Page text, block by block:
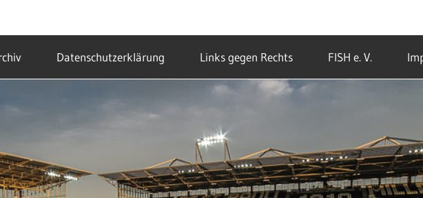
Datenschutzerklärung Links gegen Rechts FISH e. V.